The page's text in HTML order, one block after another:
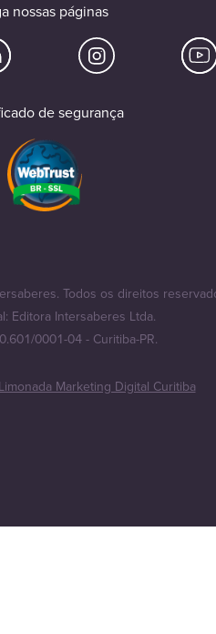
nossas páginas
de segurança
Todos os direitos
Editora Intersaberes Ltda.
0001-04 - Curitiba-PR.
Limonada Marketing Digital Curitiba